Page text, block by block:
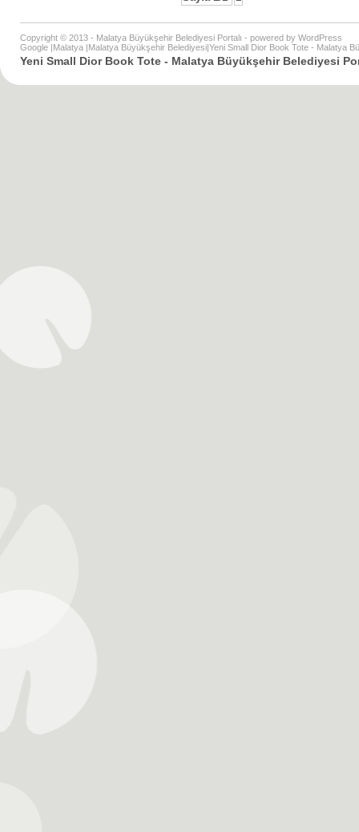
Copyright © 2013 - Malatya Büyükşehir Belediyesi Portalı - powered by WordPress
Google |Malatya |Malatya Büyükşehir Belediyesi|Yeni Small Dior Book Tote - Malatya
Yeni Small Dior Book Tote - Malatya Büyükşehir Belediyesi